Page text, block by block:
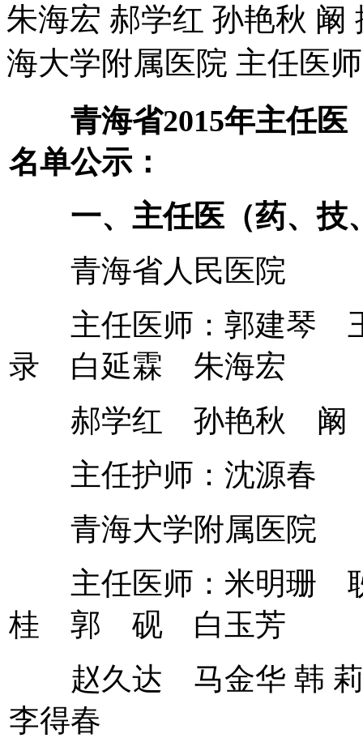
朱海宏 郝学红 孙艳秋 阚
海大学附属医院 主任医
青海省2015年主任
名单公示：
一、主任医（药、技
青海省人民医院
主任医师：郭建琴
录 白延霖 朱海宏
郝学红 孙艳秋
主任护师：沈源春
青海大学附属医院
主任医师：米明珊
桂 郭 砚 白玉芳
赵久达 马金华 韩
李得春